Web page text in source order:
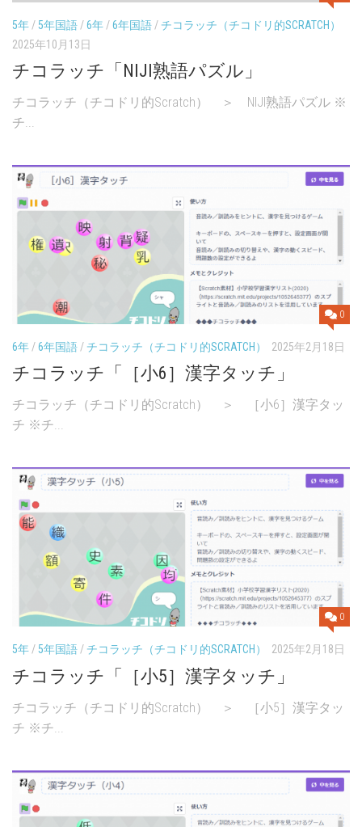
5年 /5年国語 /6年 /6年国語 /チコラッチ（チコドリ的SCRATCH）
2025年10月13日
チコラッチ「NIJI熟語パズル」
チコラッチ（チコドリ的Scratch） ＞ NIJI熟語パズル ※
チ...
0
6年/6年国語/チコラッチ（チコドリ的SCRATCH） 2025年2月18日
チコラッチ「［小6］漢字タッチ」
チコラッチ（チコドリ的Scratch） ＞ ［小6］漢字タッ
チ ※チ...
0
5年/5年国語/チコラッチ（チコドリ的SCRATCH） 2025年2月18日
チコラッチ「［小5］漢字タッチ」
チコラッチ（チコドリ的Scratch） ＞ ［小5］漢字タッ
チ ※チ...